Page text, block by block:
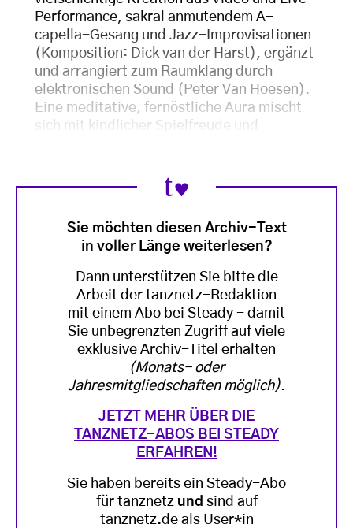
Performance, sakral anmutendem A-
capella-Gesang und Jazz-Improvisationen
(Komposition: Dick van der Harst), ergänzt
und arrangiert zum Raumklang durch
elektronischen Sound (Peter Van Hoesen).
Eine meditative, fernöstliche Aura mischt
sich mit kindlicher Spielfreude und
Sie möchten diesen Archiv-Text
in voller Länge weiterlesen?
Dann unterstützen Sie bitte die
Arbeit der tanznetz-Redaktion
mit einem Abo bei Steady - damit
Sie unbegrenzten Zugriff auf viele
exklusive Archiv-Titel erhalten
(Monats- oder
Jahresmitgliedschaften möglich).
JETZT MEHR ÜBER DIE
TANZNETZ-ABOS BEI STEADY
ERFAHREN!
Sie haben bereits ein Steady-Abo
für tanznetz und sind auf
tanznetz.de als User*in